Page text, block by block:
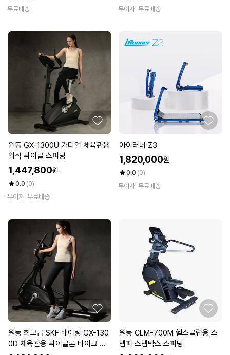
무료배송
무이자 무료배송
원동 GX-1300U 가디언 체육관용
입식 싸이클 스피닝
1,447,800원
0.0 (0)
무이자 무료배송
아이러너 Z3
1,820,000원
0.0 (0)
무이자 무료배송
원동 최고급 SKF 베어링 GX-130
0D 체육관용 싸이클론 바이크 사
원동 CLM-700M 헬스클럽용 스
텝퍼 스텝박스 스피닝